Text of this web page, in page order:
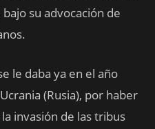
su advocación de
le daba ya en el año
(Rusia), por haber
invasión de las tribus